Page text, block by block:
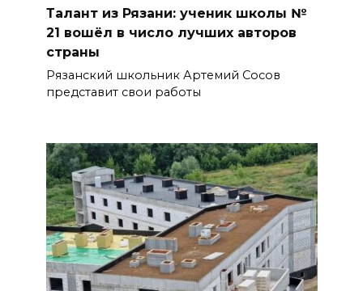
Талант из Рязани: ученик школы №
21 вошёл в число лучших авторов
страны
Рязанский школьник Артемий Сосов
представит свои работы